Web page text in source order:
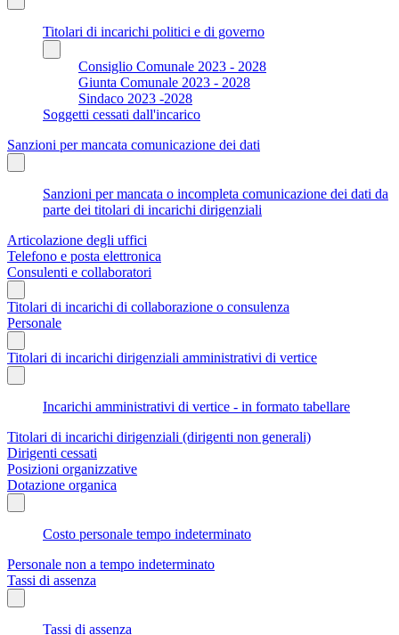
Titolari di incarichi politici e di governo
Consiglio Comunale 2023 - 2028
Giunta Comunale 2023 - 2028
Sindaco 2023 -2028
Soggetti cessati dall'incarico
Sanzioni per mancata comunicazione dei dati
Sanzioni per mancata o incompleta comunicazione dei dati da
parte dei titolari di incarichi dirigenziali
Articolazione degli uffici
Telefono e posta elettronica
Consulenti e collaboratori
Titolari di incarichi di collaborazione o consulenza
Personale
Titolari di incarichi dirigenziali amministrativi di vertice
Incarichi amministrativi di vertice - in formato tabellare
Titolari di incarichi dirigenziali (dirigenti non generali)
Dirigenti cessati
Posizioni organizzative
Dotazione organica
Costo personale tempo indeterminato
Personale non a tempo indeterminato
Tassi di assenza
Tassi di assenza